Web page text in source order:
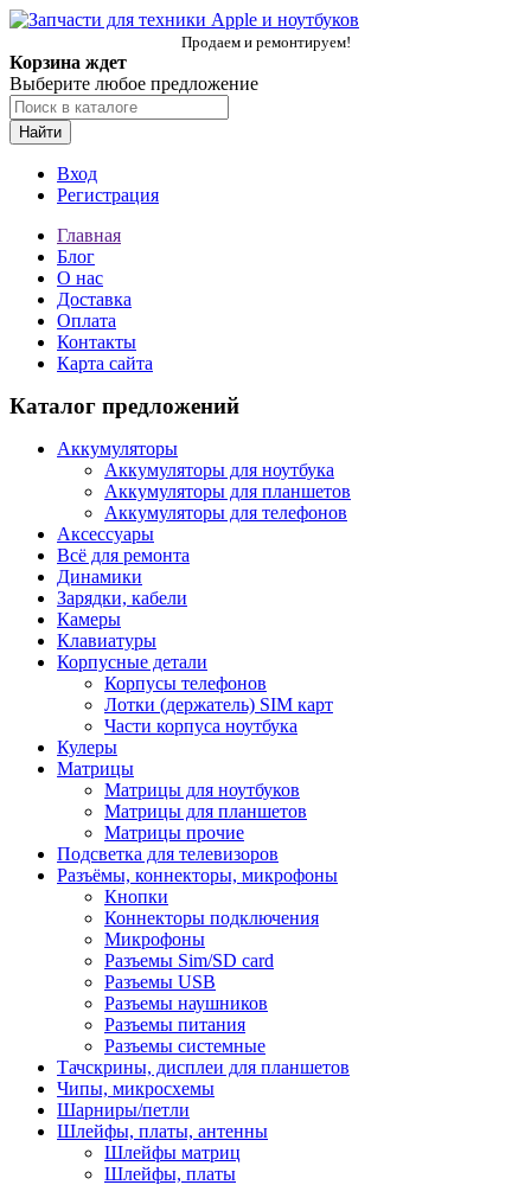
Продаем и ремонтируем!
Корзина ждет
Выберите любое предложение
Найти
Вход
Регистрация
Главная
Блог
О нас
Доставка
Оплата
Контакты
Карта сайта
Каталог предложений
Аккумуляторы
Аккумуляторы для ноутбука
Аккумуляторы для планшетов
Аккумуляторы для телефонов
Аксессуары
Всё для ремонта
Динамики
Зарядки, кабели
Камеры
Клавиатуры
Корпусные детали
Корпусы телефонов
Лотки (держатель) SIM карт
Части корпуса ноутбука
Кулеры
Матрицы
Матрицы для ноутбуков
Матрицы для планшетов
Матрицы прочие
Подсветка для телевизоров
Разъёмы, коннекторы, микрофоны
Кнопки
Коннекторы подключения
Микрофоны
Разъемы Sim/SD card
Разъемы USB
Разъемы наушников
Разъемы питания
Разъемы системные
Тачскрины, дисплеи для планшетов
Чипы, микросхемы
Шарниры/петли
Шлейфы, платы, антенны
Шлейфы матриц
Шлейфы, платы